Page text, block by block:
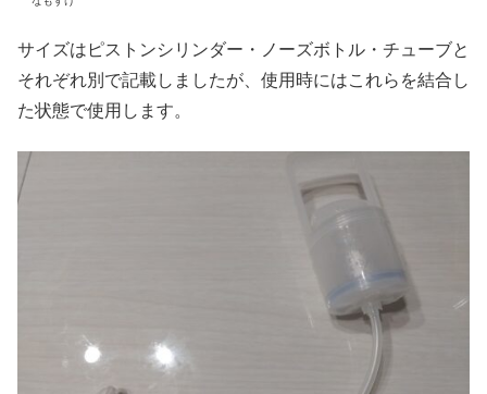
サイズはピストンシリンダー・ノーズボトル・チューブと
それぞれ別で記載しましたが、使用時にはこれらを結合し
た状態で使用します。